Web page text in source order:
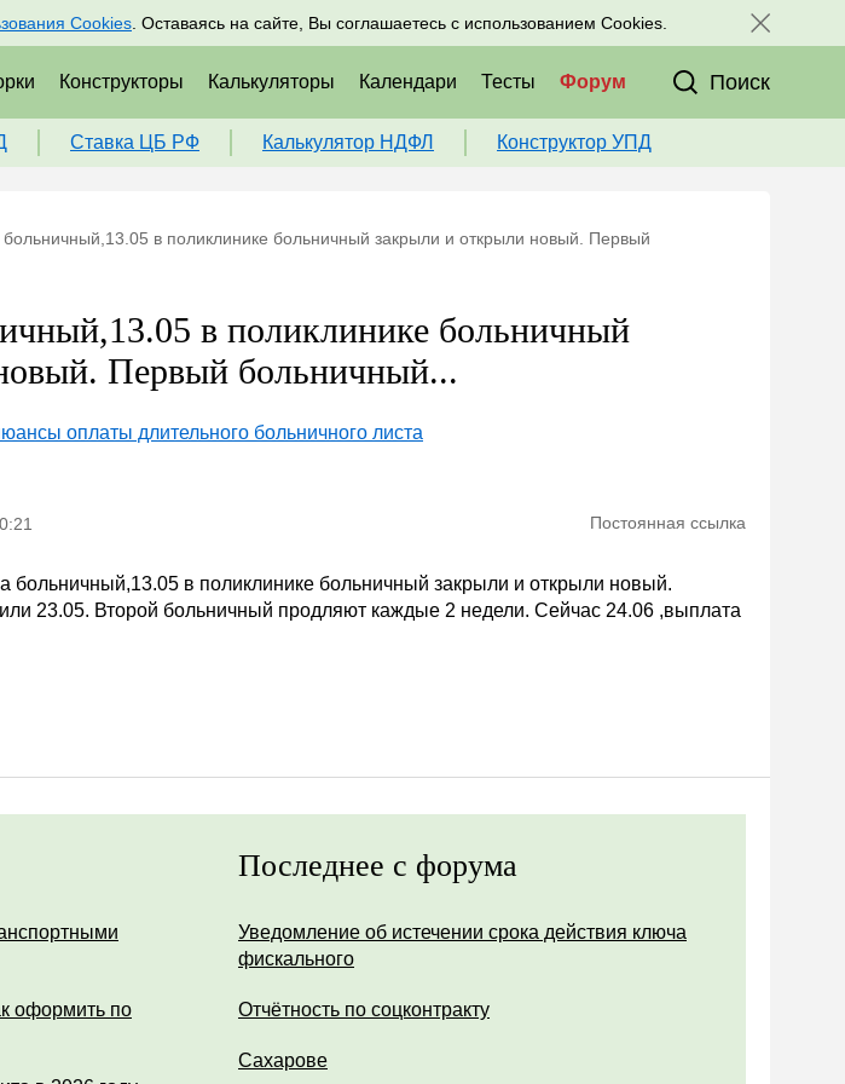
Cookies . Оставаясь на сайте, Вы соглашаетесь с использованием Cookies.
Присоединяйтесь к нам в соц. сетях:
Конструкторы Калькуляторы Календари Тесты Форум Поиск
Ставка ЦБ РФ Калькулятор НДФЛ Конструктор УПД
в поликлинике больничный закрыли и открыли новый. Первый
в поликлинике больничный
Первый больничный...
оплаты длительного больничного листа
Постоянная ссылка
больничный,13.05 в поликлинике больничный закрыли и открыли новый.
23.05. Второй больничный продляют каждые 2 недели. Сейчас 24.06 ,выплата
оформить по
Последнее с форума
Уведомление об истечении срока действия ключа
фискального
Отчётность по соцконтракту
Сахарове